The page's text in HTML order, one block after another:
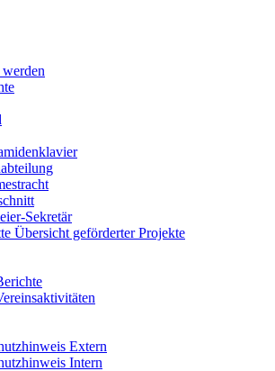
Sekretär
Übersicht geförderter Projekte
Extern
Intern